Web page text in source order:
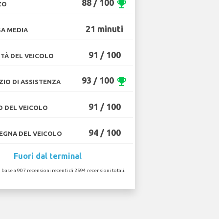
88 / 100 emoji_events
MEDIA 21 minuti
DEL VEICOLO 91 / 100
DI ASSISTENZA 93 / 100 emoji_events
DEL VEICOLO 91 / 100
DEL VEICOLO 94 / 100
Fuori dal terminal
base a 907 recensioni recenti di 2594 recensioni totali.